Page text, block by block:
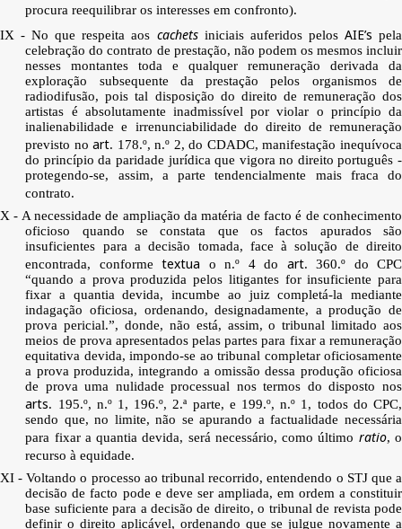
procura reequilibrar os interesses em confronto).
IX - No que respeita aos cachetsiniciais auferidos pelos AIE’s pela
celebração do contrato de prestação, não podem os mesmos incluir
nesses montantes toda e qualquer remuneração derivada da
exploração subsequente da prestação pelos organismos de
radiodifusão, pois tal disposição do direito de remuneração dos
artistas é absolutamente inadmissível por violar o princípio da
inalienabilidade e irrenunciabilidade do direito de remuneração
previsto noart. 178.º, n.º 2, do CDADC, manifestação inequívoca
do princípio da paridade jurídica que vigora no direito português -
protegendo-se, assim, a parte tendencialmente mais fraca do
contrato.
X - A necessidade de ampliação da matéria de facto é de conhecimento
oficioso quando se constata que os factos apurados são
insuficientes para a decisão tomada, face à solução de direito
encontrada, conformetextua o n.º 4 do art. 360.º do CPC
“quando a prova produzida pelos litigantes for insuficiente para
fixar a quantia devida, incumbe ao juiz completá-la mediante
indagação oficiosa, ordenando, designadamente, a produção de
prova pericial.”, donde, não está, assim, o tribunal limitado aos
meios de prova apresentados pelas partes para fixar a remuneração
equitativa devida, impondo-se ao tribunal completar oficiosamente
a prova produzida, integrando a omissão dessa produção oficiosa
de prova uma nulidade processual nos termos do disposto nos
arts. 195.º, n.º 1, 196.º, 2.ª parte, e 199.º, n.º 1, todos do CPC,
sendo que, no limite, não se apurando a factualidade necessária
para fixar a quantia devida, será necessário, como último ratio, o
recurso à equidade.
XI - Voltando o processo ao tribunal recorrido, entendendo o STJ que a
decisão de facto pode e deve ser ampliada, em ordem a constituir
base suficiente para a decisão de direito, o tribunal de revista pode
definir o direito aplicável, ordenando que se julgue novamente a